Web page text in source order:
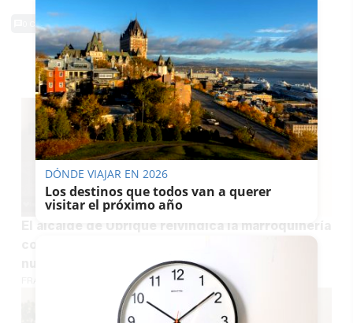
0 Comentarios
TE PUEDE INTERESAR
El alcalde de Ubrique reivindica la marroquinería
nuestro gran tesoro"
DÓNDE VIAJAR EN 2026
Los destinos que todos van a querer
visitar el próximo año